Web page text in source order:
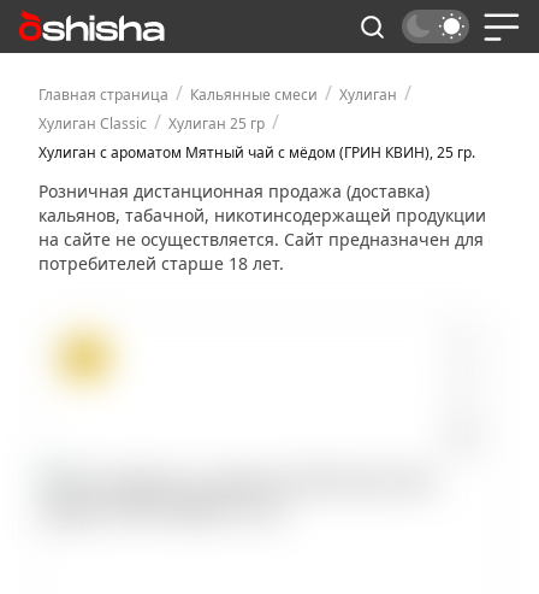
Главная страница / Кальянные смеси / Хулиган /
Хулиган Classic / Хулиган 25 гр /
Хулиган с ароматом Мятный чай с мёдом (ГРИН КВИН), 25 гр.
Розничная дистанционная продажа (доставка)
кальянов, табачной, никотинсодержащей продукции
на сайте не осуществляется. Сайт предназначен для
потребителей старше 18 лет.